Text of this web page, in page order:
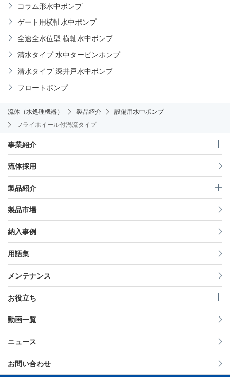
コラム形水中ポンプ
ゲート用横軸水中ポンプ
全速全水位型 横軸水中ポンプ
清水タイプ 水中タービンポンプ
清水タイプ 深井戸水中ポンプ
フロートポンプ
流体（水処理機器） 製品紹介
設備用水中ポンプ
フライホイール付渦流タイプ
事業紹介
流体採用
製品紹介
製品市場
納入事例
用語集
メンテナンス
お役立ち
動画一覧
ニュース
お問い合わせ